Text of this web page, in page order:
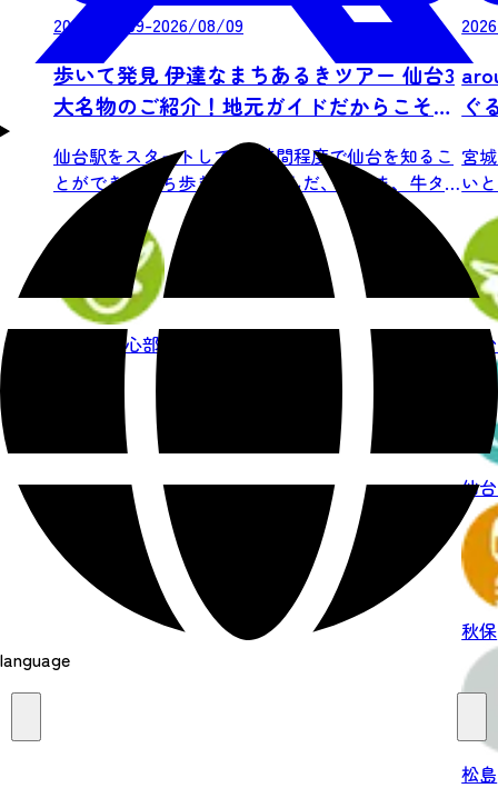
language
2026/08/09-2026/08/09
歩いて発見 伊達なまちあるきツアー 仙台3
大名物のご紹介！地元ガイドだからこそ知
る仙台の街中をめぐる2時間（試食つき）
仙台駅をスタートして、2時間程度で仙台を知るこ
とができるまち歩き体験。ずんだ、笹かま、牛タ
ンの...
仙台市中心部
ぐ
宮
い
仙
仙
秋保
松島